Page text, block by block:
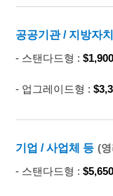
공공기관 / 지방자
- 스탠다드형 : $1,900
- 업그레이드형 :
기업 / 사업체 등 (
- 스탠다드형 : $5,650